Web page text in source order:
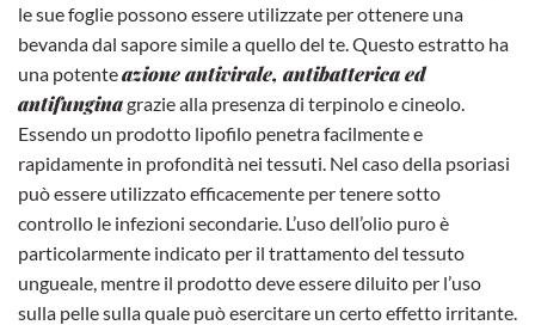
le sue foglie possono essere utilizzate per ottenere una
bevanda dal sapore simile a quello del te. Questo estratto ha
una potenteazione antivirale, antibatterica ed
antifunginagrazie alla presenza di terpinolo e cineolo.
Essendo un prodotto lipofilo penetra facilmente e
rapidamente in profondità nei tessuti. Nel caso della psoriasi
può essere utilizzato efficacemente per tenere sotto
controllo le infezioni secondarie. L’uso dell’olio puro è
particolarmente indicato per il trattamento del tessuto
ungueale, mentre il prodotto deve essere diluito per l’uso
sulla pelle sulla quale può esercitare un certo effetto irritante.